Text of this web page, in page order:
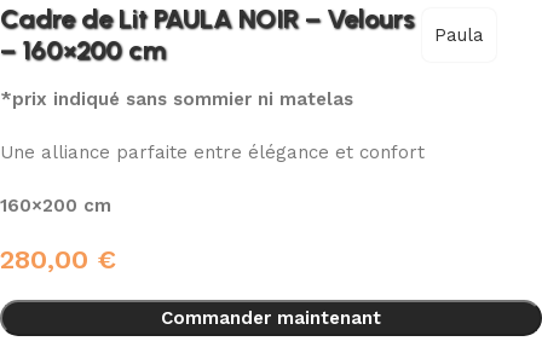
Cadre de Lit PAULA NOIR – Velours
– 160×200 cm
Paula
*prix indiqué sans sommier ni matelas
Une alliance parfaite entre élégance et confort
160×200 cm
280,00 €
Commander maintenant